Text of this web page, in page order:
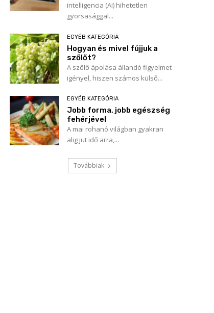
intelligencia (AI) hihetetlen
gyorsasággal...
EGYÉB KATEGÓRIA
Hogyan és mivel fújjuk a
szőlőt?
A szőlő ápolása állandó figyelmet
igényel, hiszen számos külső...
EGYÉB KATEGÓRIA
Jobb forma, jobb egészség
fehérjével
A mai rohanó világban gyakran
alig jut idő arra,...
Továbbiak